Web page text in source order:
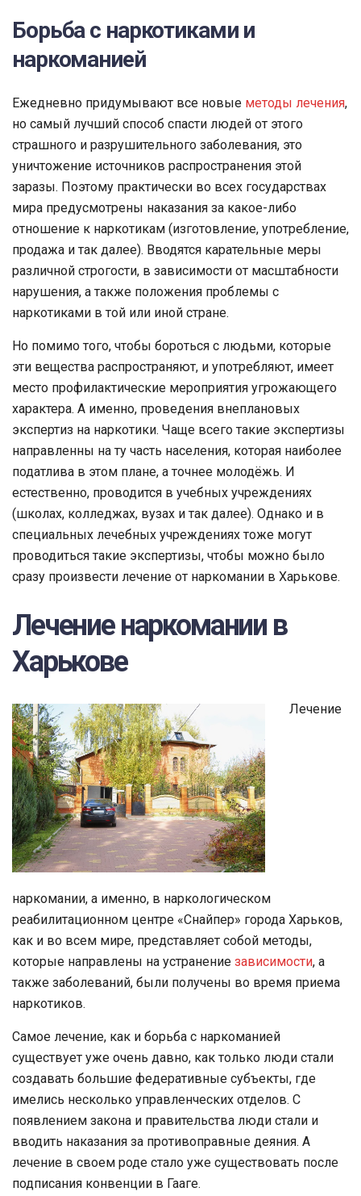
Борьба с наркотиками и
наркоманией
Ежедневно придумывают все новые методы лечения,
но самый лучший способ спасти людей от этого
страшного и разрушительного заболевания, это
уничтожение источников распространения этой
заразы. Поэтому практически во всех государствах
мира предусмотрены наказания за какое-либо
отношение к наркотикам (изготовление, употребление,
продажа и так далее). Вводятся карательные меры
различной строгости, в зависимости от масштабности
нарушения, а также положения проблемы с
наркотиками в той или иной стране.
Но помимо того, чтобы бороться с людьми, которые
эти вещества распространяют, и употребляют, имеет
место профилактические мероприятия угрожающего
характера. А именно, проведения внеплановых
экспертиз на наркотики. Чаще всего такие экспертизы
направленны на ту часть населения, которая наиболее
податлива в этом плане, а точнее молодёжь. И
естественно, проводится в учебных учреждениях
(школах, колледжах, вузах и так далее). Однако и в
специальных лечебных учреждениях тоже могут
проводиться такие экспертизы, чтобы можно было
сразу произвести лечение от наркомании в Харькове.
Лечение наркомании в
Харькове
Лечение
наркомании, а именно, в наркологическом
реабилитационном центре «Снайпер» города Харьков,
как и во всем мире, представляет собой методы,
которые направлены на устранение зависимости, а
также заболеваний, были получены во время приема
наркотиков.
Самое лечение, как и борьба с наркоманией
существует уже очень давно, как только люди стали
создавать большие федеративные субъекты, где
имелись несколько управленческих отделов. С
появлением закона и правительства люди стали и
вводить наказания за противоправные деяния. А
лечение в своем роде стало уже существовать после
подписания конвенции в Гааге.